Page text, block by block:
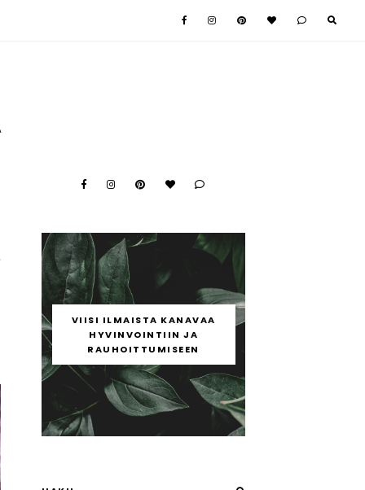
VIISI ILMAISTA KANAVAA
HYVINVOINTIIN JA
RAUHOITTUMISEEN